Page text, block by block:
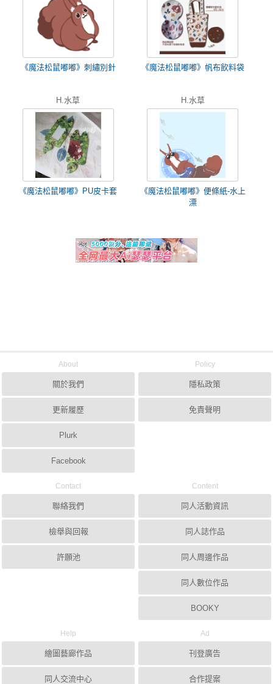
《魔法松鼠嘟嘟》刺繡別針 《魔法松鼠嘟嘟》帆布飲料袋
H.水草
《魔法松鼠嘟嘟》PU皮卡套
H.水草
《魔法松鼠嘟嘟》便條紙-水上
漂
About
關於我們
更新履歷
Plurk
Facebook
Policy
隱私政策
免責聲明
Contact
聯絡我們
檢舉與回報
許願池
Content
同人活動資訊
同人誌作品
同人周邊作品
同人數位作品
BOOKY
Help
繪圖藝廊作品
同人交流中心
Ad
刊登廣告
合作提案